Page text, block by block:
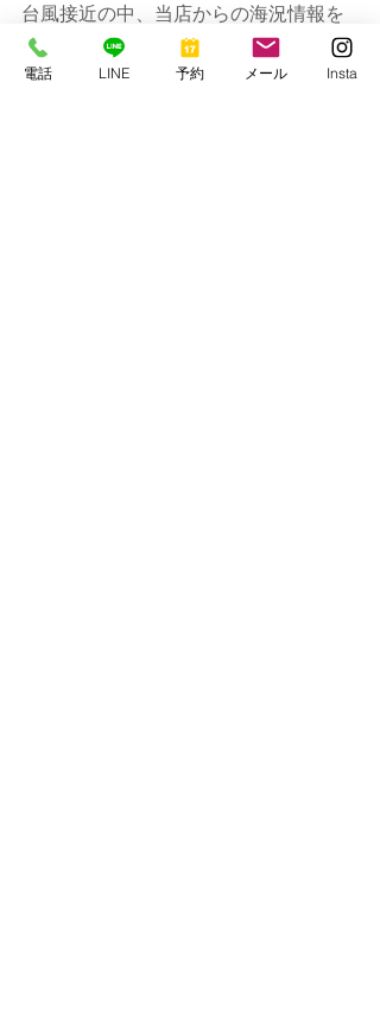
台風接近の中、当店からの海況情報を
信じてお越しいただいた皆様には感謝
です！！
電話 LINE 予約 メール Insta